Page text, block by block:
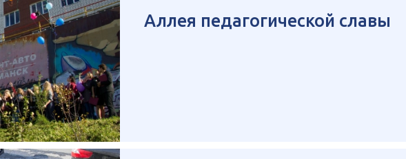
Аллея педагогической славы